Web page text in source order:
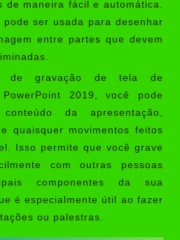
de maneira fácil e automática.
ser usada para desenhar
entre partes que devem
de gravação de tela de
2019, você pode
da apresentação,
quaisquer movimentos feitos
Isso permite que você grave
com outras pessoas
componentes da sua
é especialmente útil ao fazer
ou palestras.